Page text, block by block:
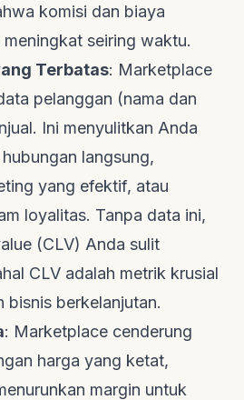
komisi dan biaya
seiring waktu.
Terbatas: Marketplace
pelanggan (nama dan
Ini menyulitkan Anda
langsung,
yang efektif, atau
loyalitas. Tanpa data ini,
(CLV) Anda sulit
CLV adalah metrik krusial
bisnis berkelanjutan.
: Marketplace cenderung
harga yang ketat,
margin untuk